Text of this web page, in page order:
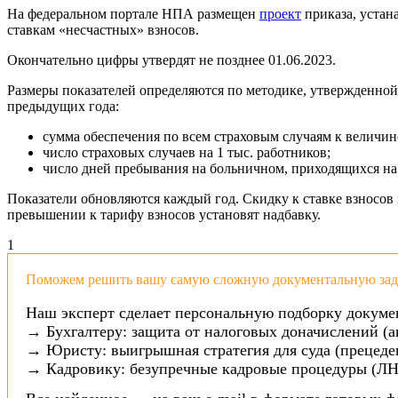
На федеральном портале НПА размещен проект приказа,
ставкам «несчастных» взносов.
Окончательно цифры утвердят не позднее 01.06.2023.
Размеры показателей определяются по методике,
предыдущих года:
сумма обеспечения по всем страховым случаям к
число страховых случаев на 1 тыс. работников;
число дней пребывания на больничном, приходящихся
Показатели обновляются каждый год. Скидку к ставке
превышении к тарифу взносов установят надбавку.
1
Поможем решить вашу самую сложную документальную
Наш эксперт сделает персональную подборку
→ Бухгалтеру: защита от налоговых доначислений
→ Юристу: выигрышная стратегия для суда
→ Кадровику: безупречные кадровые процедуры